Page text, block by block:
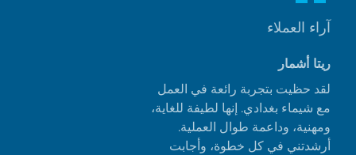
آراء العملاء
ريتا أشمار
لقد حظيت بتجربة رائعة في العمل
مع شيماء بغدادي. إنها لطيفة للغاية،
ومهنية، وداعمة طوال العملية.
أرشدتني في كل خطوة، وأجابت